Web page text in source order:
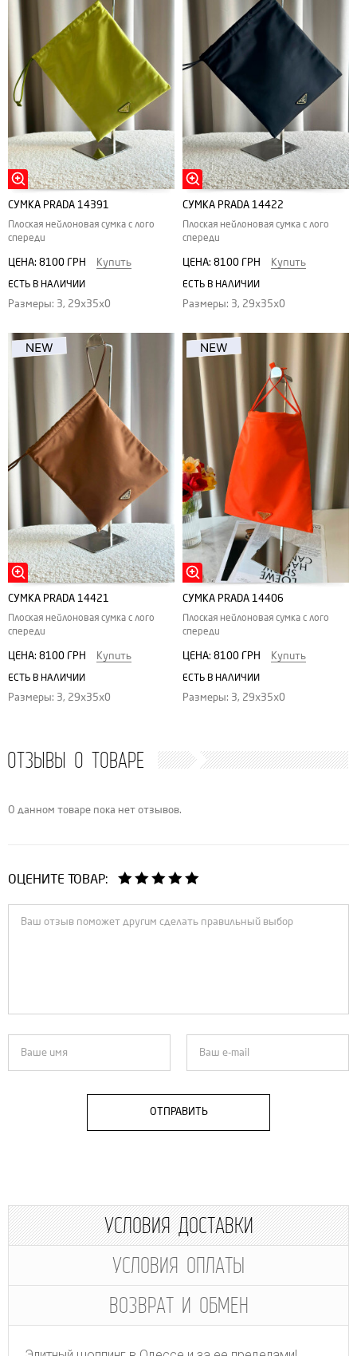
СУМКА PRADA 14391
Плоская нейлоновая сумка с лого
спереди
ЦЕНА: 8100 ГРН Купить
ЕСТЬ В НАЛИЧИИ
Размеры: 3, 29х35х0
СУМКА PRADA 14422
Плоская нейлоновая сумка с лого
спереди
ЦЕНА: 8100 ГРН Купить
ЕСТЬ В НАЛИЧИИ
Размеры: 3, 29х35х0
СУМКА PRADA 14421
Плоская нейлоновая сумка с лого
спереди
ЦЕНА: 8100 ГРН Купить
ЕСТЬ В НАЛИЧИИ
Размеры: 3, 29х35х0
СУМКА PRADA 14406
Плоская нейлоновая сумка с лого
спереди
ЦЕНА: 8100 ГРН Купить
ЕСТЬ В НАЛИЧИИ
Размеры: 3, 29х35х0
ОТЗЫВЫ О ТОВАРЕ
О данном товаре пока нет отзывов.
ОЦЕНИТЕ ТОВАР:
ОТПРАВИТЬ
УСЛОВИЯ ДОСТАВКИ
УСЛОВИЯ ОПЛАТЫ
ВОЗВРАТ И ОБМЕН